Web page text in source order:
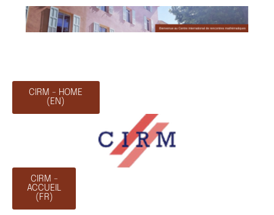
CIRM - HOME
(EN)
CIRM -
ACCUEIL
(FR)